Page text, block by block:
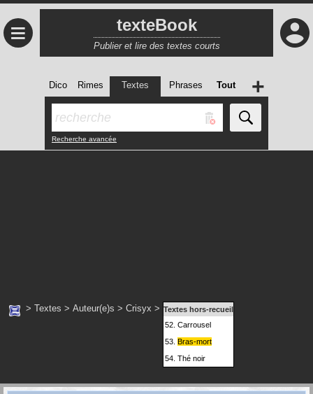
≡ texteBook
Publier et lire des textes courts
Dico Rimes Textes Phrases Tout
Recherche avancée
+
> Textes > Auteur(e)s > Crisyx > Textes hors-recueil
52. Carrousel
53. Bras-mort
54. Thé noir